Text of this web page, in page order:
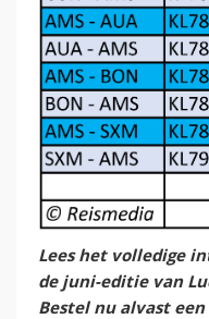
Lees het volledige
de juni-editie van
Bestel nu alvast een